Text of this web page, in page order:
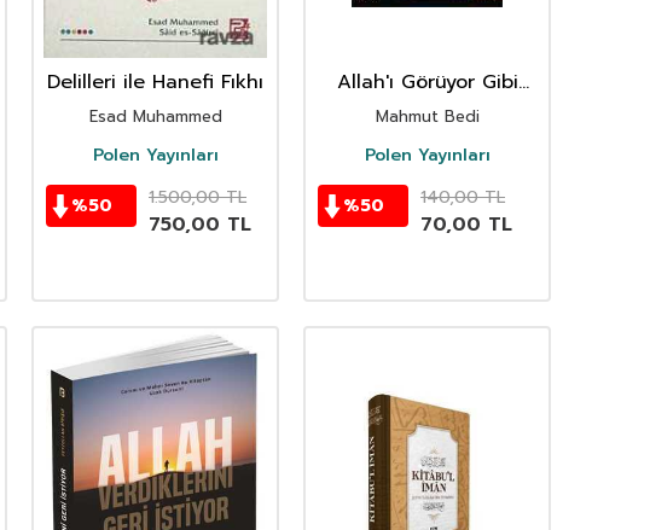
Delilleri ile Hanefi Fıkhı
Esad Muhammed
Polen Yayınları
%50 1.500,00TL
750,00 TL
Allah'ı Görüyor Gibi
Namaz Kılmak
Mahmut Bedi
Polen Yayınları
%50 140,00TL
70,00 TL